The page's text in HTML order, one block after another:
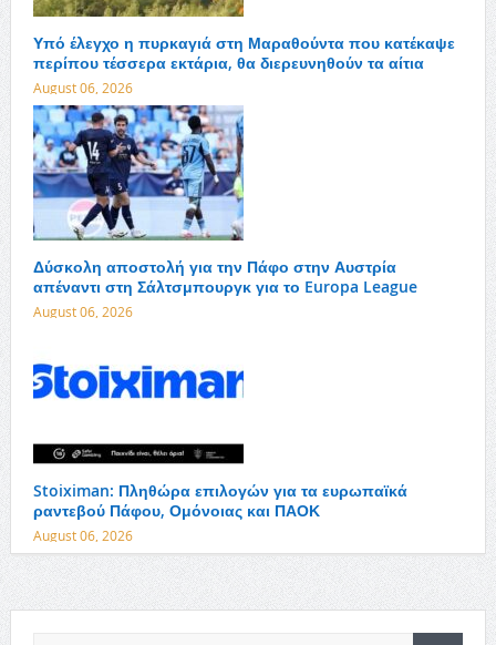
Υπό έλεγχο η πυρκαγιά στη Μαραθούντα που κατέκαψε
περίπου τέσσερα εκτάρια, θα διερευνηθούν τα αίτια
August 06, 2026
Δύσκολη αποστολή για την Πάφο στην Αυστρία
απέναντι στη Σάλτσμπουργκ για το Europa League
August 06, 2026
Stoiximan: Πληθώρα επιλογών για τα ευρωπαϊκά
ραντεβού Πάφου, Ομόνοιας και ΠΑΟΚ
August 06, 2026